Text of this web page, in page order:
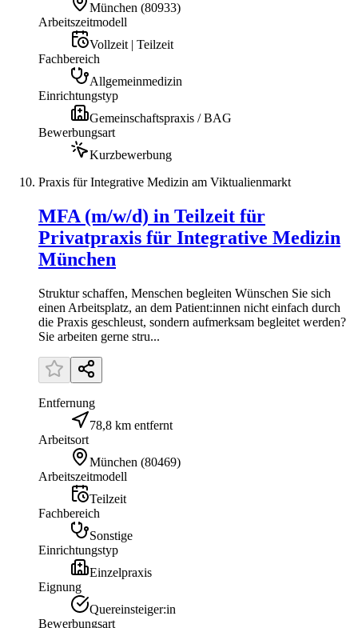
München (80933)
Arbeitszeitmodell
Vollzeit | Teilzeit
Fachbereich
Allgemeinmedizin
Einrichtungstyp
Gemeinschaftspraxis / BAG
Bewerbungsart
Kurzbewerbung
Praxis für Integrative Medizin am Viktualienmarkt
MFA (m/w/d) in Teilzeit für
Privatpraxis für Integrative Medizin
München
Struktur schaffen, Menschen begleiten Wünschen Sie sich
einen Arbeitsplatz, an dem Patient:innen nicht einfach durch
die Praxis geschleust, sondern aufmerksam begleitet werden?
Sie arbeiten gerne stru...
Entfernung
78,8 km entfernt
Arbeitsort
München (80469)
Arbeitszeitmodell
Teilzeit
Fachbereich
Sonstige
Einrichtungstyp
Einzelpraxis
Eignung
Quereinsteiger:in
Bewerbungsart